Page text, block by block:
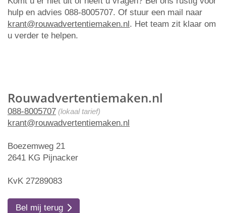
Rouwadvertentiemaken.nl
088-8005707 (lokaal tarief)
krant@rouwadvertentiemaken.nl
Boezemweg 21
2641 KG Pijnacker
KvK 27289083
Bel mij terug
hulp en advies 088-8005707. Of stuur een mail naar
krant@rouwadvertentiemaken.nl. Het team zit klaar om
u verder te helpen.